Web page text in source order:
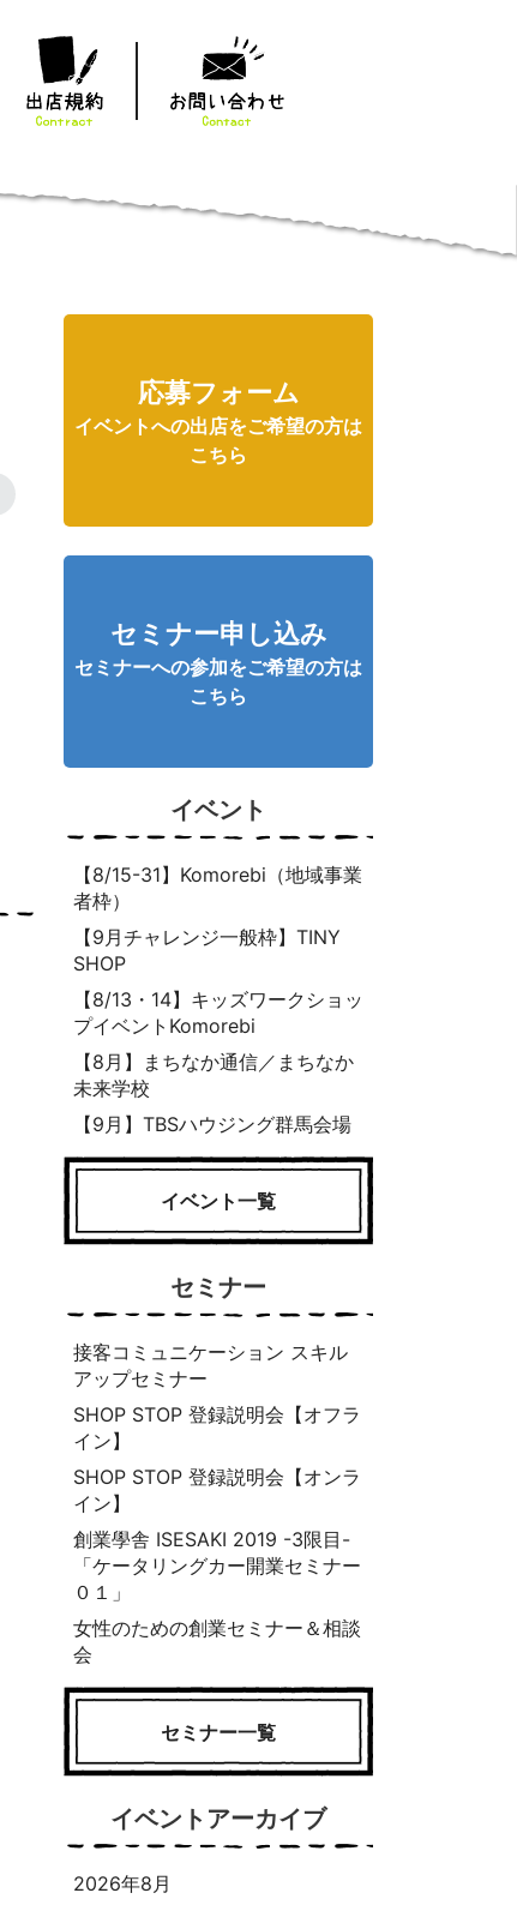
応募フォーム
イベントへの出店をご希望の方は
こちら
セミナー申し込み
セミナーへの参加をご希望の方は
こちら
イベント
【8/15-31】Komorebi（地域事業
者枠）
【9月チャレンジ一般枠】TINY
SHOP
【8/13・14】キッズワークショッ
プイベントKomorebi
【8月】まちなか通信／まちなか
未来学校
【9月】TBSハウジング群馬会場
イベント一覧
セミナー
接客コミュニケーション スキル
アップセミナー
SHOP STOP 登録説明会【オフラ
イン】
SHOP STOP 登録説明会【オンラ
イン】
創業學舎 ISESAKI 2019 -3限目-
「ケータリングカー開業セミナー
０１」
女性のための創業セミナー＆相談
会
セミナー一覧
イベントアーカイブ
2026年8月